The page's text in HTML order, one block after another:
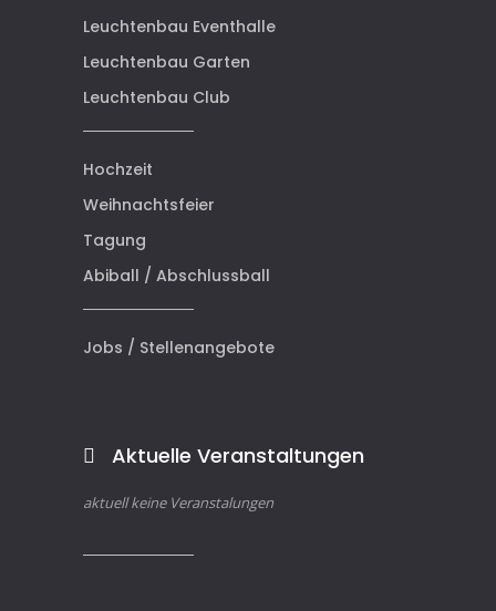
Leuchtenbau Eventhalle
Leuchtenbau Garten
Leuchtenbau Club
Hochzeit
Weihnachtsfeier
Tagung
Abiball / Abschlussball
Jobs / Stellenangebote
Aktuelle Veranstaltungen
aktuell keine Veranstalungen